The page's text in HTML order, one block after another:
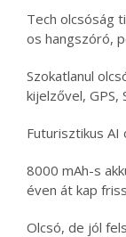
Tech olcsóság
os hangszóró,
Szokatlanul
kijelzővel, GPS,
Futurisztikus AI
8000 mAh-s
éven át kap
Olcsó, de jól